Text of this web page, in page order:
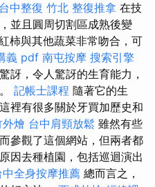
台中整復 竹北 整復推拿 在技​​
並且圓周切割區成熟後變
柿與其他蔬菜非常吻合，可
義 pdf 南屯按摩 搜索引擎
訝，令人驚訝的生育能力，
記帳士課程 隨著它的生
裡有很多關於牙買加歷史和
外燴 台中肩頸放鬆 雖然有些
參觀了這個網站，但兩者都
因去種植園，包括巡迴演出
中全身按摩推薦 總而言之，